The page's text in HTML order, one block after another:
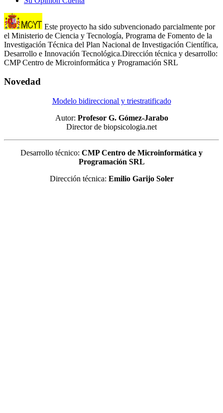
Este proyecto ha sido subvencionado parcialmente por
el Ministerio de Ciencia y Tecnología, Programa de Fomento de la
Investigación Técnica del Plan Nacional de Investigación Científica,
Desarrollo e Innovación Tecnológica.Dirección técnica y desarrollo:
CMP Centro de Microinformática y Programación SRL
Novedad
Modelo bidireccional y triestratificado
Autor: Profesor G. Gómez-Jarabo
Director de biopsicologia.net
Desarrollo técnico: CMP Centro de Microinformática y
Programación SRL
Dirección técnica: Emilio Garijo Soler